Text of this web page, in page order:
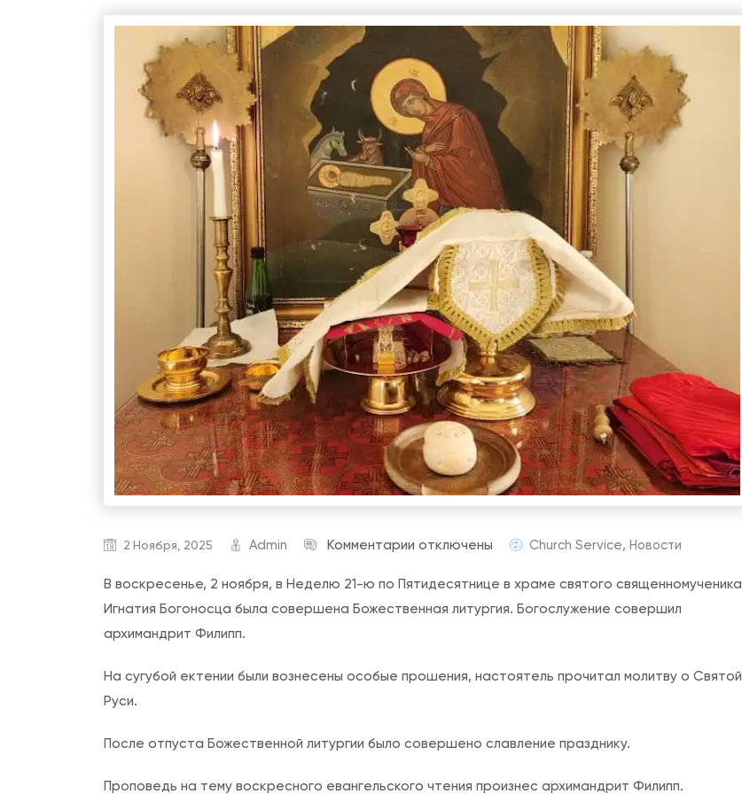
2 Ноября, 2025 Admin Комментарии к
а
п
е
отключены Church Service, Новости
В воскресенье, 2 ноября, в Неделю 21-ю по Пятидесятнице в храме святого священномученика
Игнатия Богоносца была совершена Божественная литургия. Богослужение совершил
архимандрит Филипп.
На сугубой ектении были вознесены особые прошения, настоятель прочитал молитву о Святой
Руси.
После отпуста Божественной литургии было совершено славление празднику.
Проповедь на тему воскресного евангельского чтения произнес архимандрит Филипп.